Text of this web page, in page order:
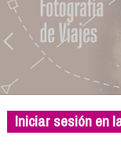
Quienes somos
El proyecto
Blog
Viaja con nosotros
Camino solidario
Libros
Iniciar sesión en